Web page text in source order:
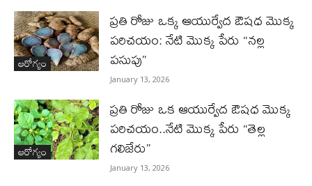
ఆరోగ్యం
ప్రతి రోజు ఒక్క ఆయుర్వేద ఔషధ మొక్క
పరిచయం: నేటి మొక్క పేరు “నల్ల
పసుపు”
January 13, 2026
ఆరోగ్యం
ప్రతి రోజు ఒక ఆయుర్వేద ఔషధ మొక్క
పరిచయం..నేటి మొక్క పేరు “తెల్ల
గలిజేరు”
January 13, 2026